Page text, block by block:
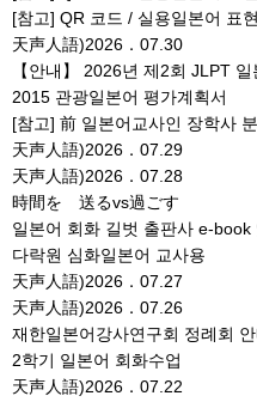
天声人語)2026．07.30
【안내】 2026년 제2회 JLPT
2015 관광일본어 평가계획서
天声人語)2026．07.29
天声人語)2026．07.28
時間を 送るvs過ごす
일본어 회화 길벗 출판사 e-book
다락원 심화일본어 교사용
天声人語)2026．07.27
天声人語)2026．07.26
재한일본어강사연구회 정례회 안
2학기 일본어 회화수업
天声人語)2026．07.22